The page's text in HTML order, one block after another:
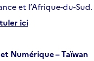
et l’Afrique-du-Sud.
ici
Numérique – Taïwan